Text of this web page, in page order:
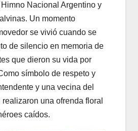
Nacional Argentino y
Un momento
se vivió cuando se
de silencio en memoria de
que dieron su vida por
símbolo de respeto y
y una vecina del
una ofrenda floral
caídos.